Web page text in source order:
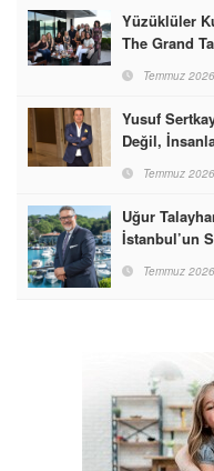
Yüzüklüler
The Grand
Temmuz 2026
Yusuf
Değil,
Temmuz 2026
Uğur
İstanbul’un
Destinasyon
Temmuz 2026